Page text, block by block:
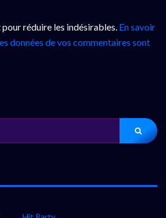
réduire les indésirables. En savoir
données de vos commentaires sont